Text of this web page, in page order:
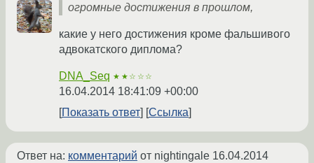
огромные достижения в прошлом,
какие у него достижения кроме фальшивого
адвокатского диплома?
DNA_Seq ★★☆☆☆
16.04.2014 18:41:09 +00:00
Показать ответ
Ссылка
Ответ на: комментарий от nightingale 16.04.2014